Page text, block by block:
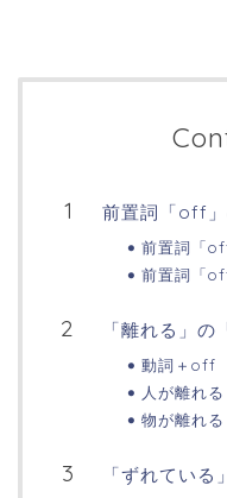
前置詞「off
前置詞「
前置詞「
「離れる」の
動詞＋off
人が離れる
物が離れる
「ずれている